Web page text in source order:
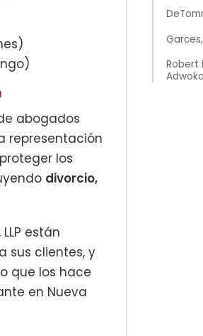
Robert
abogados
representación
los
divorcio,
están
sus clientes, y
que los hace
en Nueva